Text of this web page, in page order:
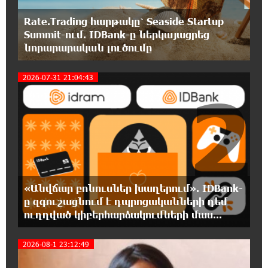
Ռուսական ԱԹՍ-ներ արտադրող
ընկերության ղեկավարի դեմ մահափորձ է
կատարվել
4 մեդալ՝ մաթեմատիկական միջազգային
ուսանողական օլիմպիադայում
20:12:40 5-08-2026
Հայրենիքի զգացողությունը հողի
նկատմամբ պետք է լինի ոչ թե
թշնամության, այլ բարեկամության հիմքը. Էդգար
Ղազարյան
19:57:06 5-08-2026
Պեղումներ և նոր բացահայտում Հին
19:39:55 5-08-2026
Rate.Trading հարթակը՝ Seaside Startup
Summit-ում. IDBank-ը ներկայացրեց
նորարարական լուծումը
2026-07-31 21:04:43
«Անվճար բոնուսներ խաղերում». IDBank-
ը զգուշացնում է դպրոցականների դեմ
ուղղված կիբերհարձակումների մաս...
2
2026-08-1 23:12:49